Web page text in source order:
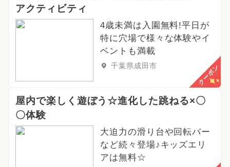
アクティビティ
4歳未満は入園無料!平日が
特に穴場で様々な体験やイ
ベントも満載
千葉県成田市 クーポン
屋内で楽しく遊ぼう☆進化した跳ねる×〇
〇体験
大迫力の滑り台や回転バー
など続々登場♪キッズエリ
アは無料☆